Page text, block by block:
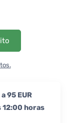
95 EUR
12:00 horas